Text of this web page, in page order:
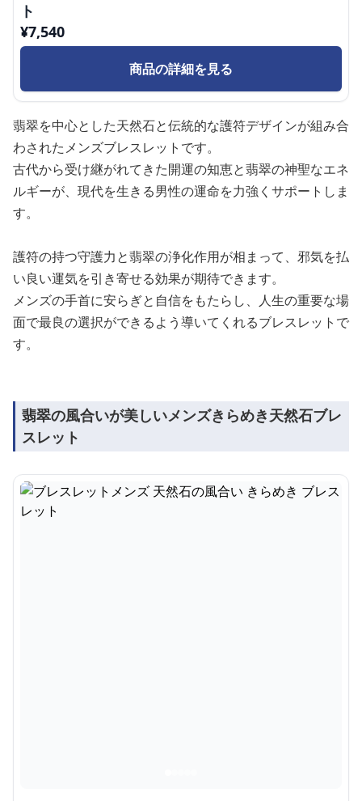
ト
¥7,540
商品の詳細を見る
翡翠を中心とした天然石と伝統的な護符デザインが組み合
わされたメンズブレスレットです。
古代から受け継がれてきた開運の知恵と翡翠の神聖なエネ
ルギーが、現代を生きる男性の運命を力強くサポートしま
す。
護符の持つ守護力と翡翠の浄化作用が相まって、邪気を払
い良い運気を引き寄せる効果が期待できます。
メンズの手首に安らぎと自信をもたらし、人生の重要な場
面で最良の選択ができるよう導いてくれるブレスレットで
す。
翡翠の風合いが美しいメンズきらめき天然石ブレ
スレット